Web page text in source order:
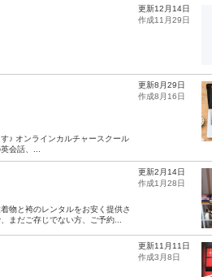
更新12月14日
作成11月29日
♪ オンラインカルチャースクール
会話、...
更新8月29日
作成8月16日
物と袴のレンタルをお安く提供さ
まだご存じでない方、ご予約...
更新2月14日
作成1月28日
更新11月11日
作成3月8日